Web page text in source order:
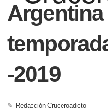
Argentina
-2019
✎
Redacción Cruceroadicto